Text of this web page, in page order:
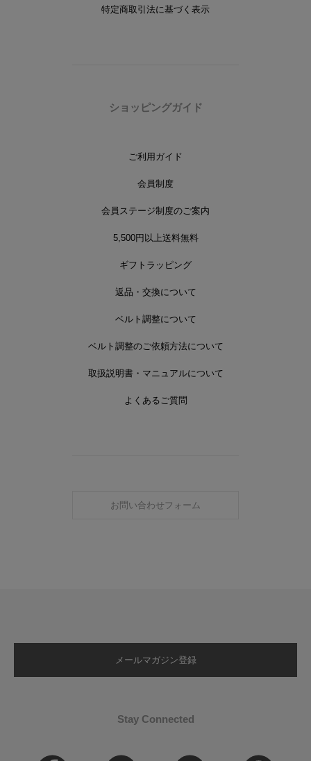
特定商取引法に基づく表示
ショッピングガイド
ご利用ガイド
会員制度
会員ステージ制度のご案内
5,500円以上送料無料
ギフトラッピング
返品・交換について
ベルト調整について
ベルト調整のご依頼方法について
取扱説明書・マニュアルについて
よくあるご質問
お問い合わせフォーム
メールマガジン登録
Stay Connected